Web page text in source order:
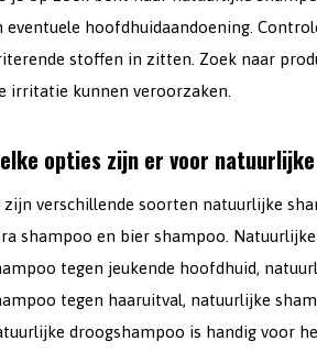
eventuele hoofdhuidaandoening.
stoffen in zitten. Zoek naar
irritatie kunnen veroorzaken.
opties zijn er voor
zijn verschillende soorten natuurlijke
shampoo en bier shampoo.
tegen jeukende hoofdhuid,
tegen haaruitval, natuurlijke
droogshampoo is handig voor